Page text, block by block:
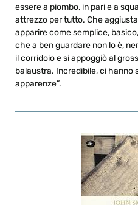
essere a piombo, in pari e a
attrezzo per tutto. Che
apparire come semplice,
che a ben guardare non lo è,
il corridoio e si appoggiò al
balaustra. Incredibile, ci hanno
apparenze”.